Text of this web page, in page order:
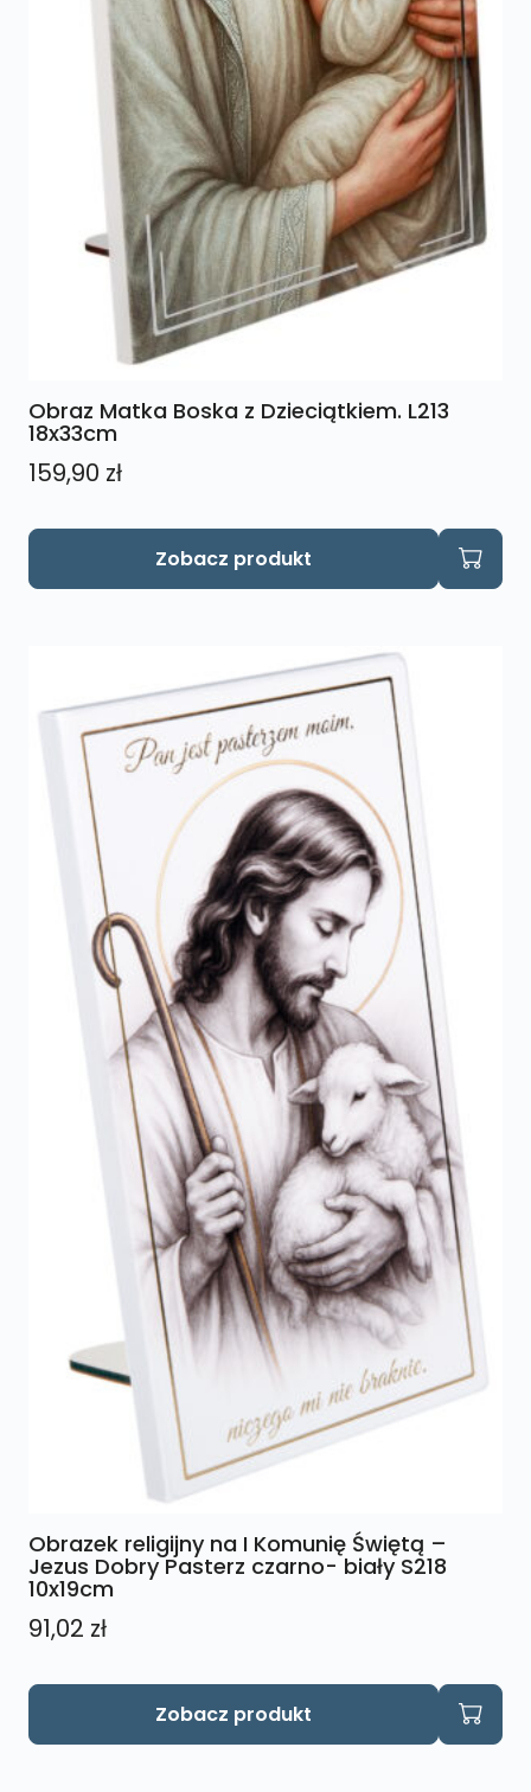
Obraz Matka Boska z Dzieciątkiem. L213
18x33cm
159,90 zł
Zobacz produkt
Obrazek religijny na I Komunię Świętą –
Jezus Dobry Pasterz czarno- biały S218
10x19cm
91,02 zł
Zobacz produkt